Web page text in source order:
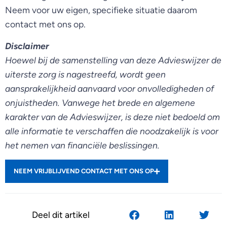
Neem voor uw eigen, specifieke situatie daarom
contact met ons op.
Disclaimer
Hoewel bij de samenstelling van deze Advieswijzer de
uiterste zorg is nagestreefd, wordt geen
aansprakelijkheid aanvaard voor onvolledigheden of
onjuistheden. Vanwege het brede en algemene
karakter van de Advieswijzer, is deze niet bedoeld om
alle informatie te verschaffen die noodzakelijk is voor
het nemen van financiële beslissingen.
NEEM VRIJBLIJVEND CONTACT MET ONS OP
Deel dit artikel